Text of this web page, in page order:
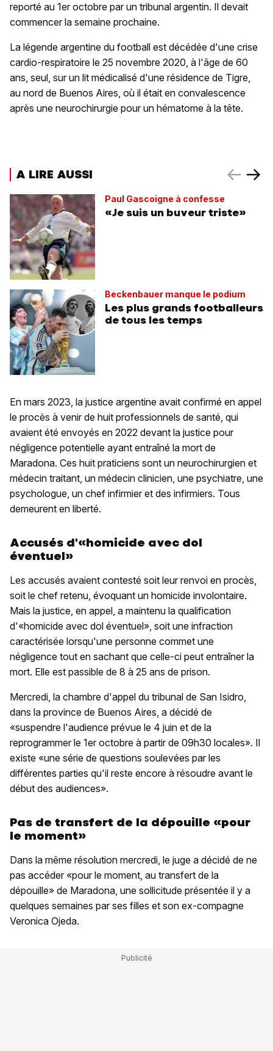
reporté au 1er octobre par un tribunal argentin. Il devait
commencer la semaine prochaine.
La légende argentine du football est décédée d'une crise
cardio-respiratoire le 25 novembre 2020, à l'âge de 60
ans, seul, sur un lit médicalisé d'une résidence de Tigre,
au nord de Buenos Aires, où il était en convalescence
après une neurochirurgie pour un hématome à la tête.
A LIRE AUSSI
Paul Gascoigne à confesse
«Je suis un buveur triste»
Beckenbauer manque le podium
Les plus grands footballeurs
de tous les temps
En mars 2023, la justice argentine avait confirmé en appel
le procès à venir de huit professionnels de santé, qui
avaient été envoyés en 2022 devant la justice pour
négligence potentielle ayant entraîné la mort de
Maradona. Ces huit praticiens sont un neurochirurgien et
médecin traitant, un médecin clinicien, une psychiatre, une
psychologue, un chef infirmier et des infirmiers. Tous
demeurent en liberté.
Accusés d'«homicide avec dol
éventuel»
Les accusés avaient contesté soit leur renvoi en procès,
soit le chef retenu, évoquant un homicide involontaire.
Mais la justice, en appel, a maintenu la qualification
d'«homicide avec dol éventuel», soit une infraction
caractérisée lorsqu'une personne commet une
négligence tout en sachant que celle-ci peut entraîner la
mort. Elle est passible de 8 à 25 ans de prison.
Mercredi, la chambre d'appel du tribunal de San Isidro,
dans la province de Buenos Aires, a décidé de
«suspendre l'audience prévue le 4 juin et de la
reprogrammer le 1er octobre à partir de 09h30 locales». Il
existe «une série de questions soulevées par les
différentes parties qu'il reste encore à résoudre avant le
début des audiences».
Pas de transfert de la dépouille «pour
le moment»
Dans la même résolution mercredi, le juge a décidé de ne
pas accéder «pour le moment, au transfert de la
dépouille» de Maradona, une sollicitude présentée il y a
quelques semaines par ses filles et son ex-compagne
Veronica Ojeda.